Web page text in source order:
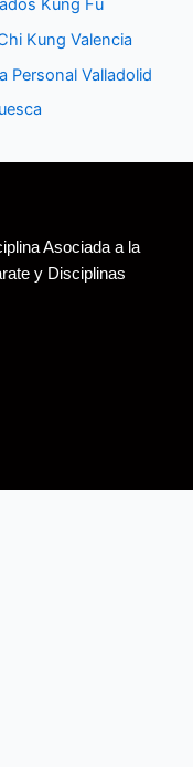
Kung Fu
Kung Valencia
Personal Valladolid
Asociada a la
y Disciplinas